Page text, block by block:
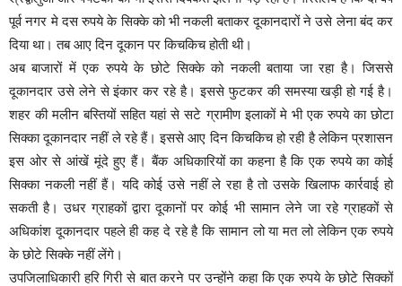
पूर्व नगर मे दस रुपये के सिक्के को भी नकली बताकर दूकानदारों ने उसे लेना बंद कर
दिया था। तब आए दिन दूकान पर किचकिच होती थी।
अब बाजारों में एक रुपये के छोटे सिक्के को नकली बताया जा रहा है। जिससे
दूकानदार उसे लेने से इंकार कर रहे है। इससे फुटकर की समस्या खड़ी हो गई है।
शहर की मलीन बस्तियों सहित यहां से सटे ग्रामीण इलाकों मे भी एक रुपये का छोटा
सिक्का दूकानदार नहीं ले रहे हैं। इससे आए दिन किचकिच हो रही है लेकिन प्रशासन
इस ओर से आंखें मूंदे हुए हैं। बैंक अधिकारियों का कहना है कि एक रुपये का कोई
सिक्का नकली नहीं हैं। यदि कोई उसे नहीं ले रहा है तो उसके खिलाफ कार्रवाई हो
सकती है। उधर ग्राहकों द्वारा दूकानों पर कोई भी सामान लेने जा रहे ग्राहकों से
अधिकांश दूकानदार पहले ही कह दे रहे है कि सामान लो या मत लो लेकिन एक रुपये
के छोटे सिक्के नहीं लेंगे।
उपजिलाधिकारी हरि गिरी से बात करने पर उन्होंने कहा कि एक रुपये के छोटे सिक्कों